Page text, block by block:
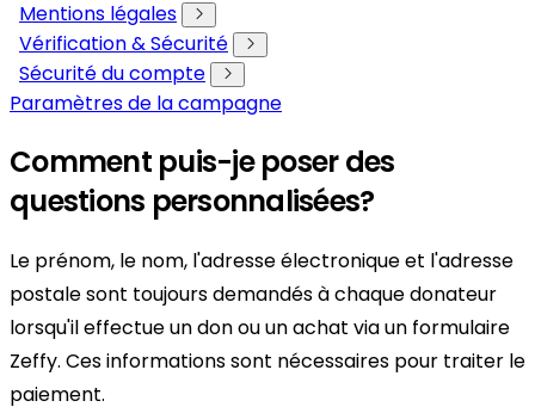
Mentions légales
Vérification & Sécurité
Sécurité du compte
Paramètres de la campagne
Comment puis-je poser des
questions personnalisées?
Le prénom, le nom, l'adresse électronique et l'adresse
postale sont toujours demandés à chaque donateur
lorsqu'il effectue un don ou un achat via un formulaire
Zeffy. Ces informations sont nécessaires pour traiter le
paiement.